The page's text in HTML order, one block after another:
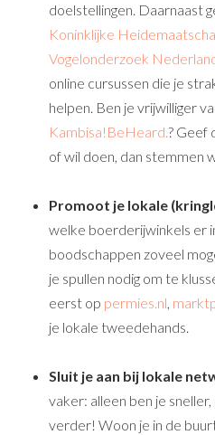
doelstellingen. Daarnaast
Koninklijke
Vogelonderzoek
online cursussen die je
helpen. Ben je vrijwilliger
Kambisa!BeHeard.? Geef
of wil doen, dan stemmen
Promoot je lokale
welke boerderijwinkels er
boodschappen zoveel
je spullen nodig om te
eerst op permies.nl,
je lokale tweedehands.
Sluit je aan bij lokale
vaker: alleen ben je
verder! Woon je in de